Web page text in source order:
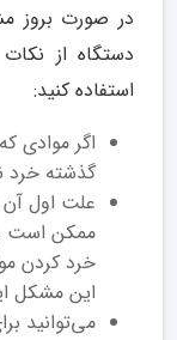
در صورت بروز
دستگاه از
استفاده کنید:
اگر موادی
گذشته خرد
علت اول
ممکن است
خرد کردن
این مشکل
می‌توانید